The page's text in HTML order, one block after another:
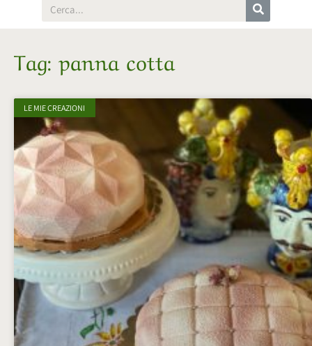
Tag: panna cotta
LE MIE CREAZIONI